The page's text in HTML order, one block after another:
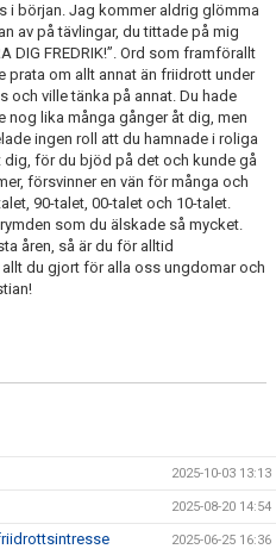
i början. Jag kommer aldrig glömma
av på tävlingar, du tittade på mig
DIG FREDRIK!”. Ord som framförallt
prata om allt annat än friidrott under
och ville tänka på annat. Du hade
nog lika många gånger åt dig, men
ingen roll att du hamnade i roliga
för du bjöd på det och kunde gå
försvinner en vän för många och
90-talet, 00-talet och 10-talet.
som du älskade så mycket.
åren, så är du för alltid
du gjort för alla oss ungdomar och
2025-10-03 13:13
2025-08-20 14:54
2025-06-25 16:36